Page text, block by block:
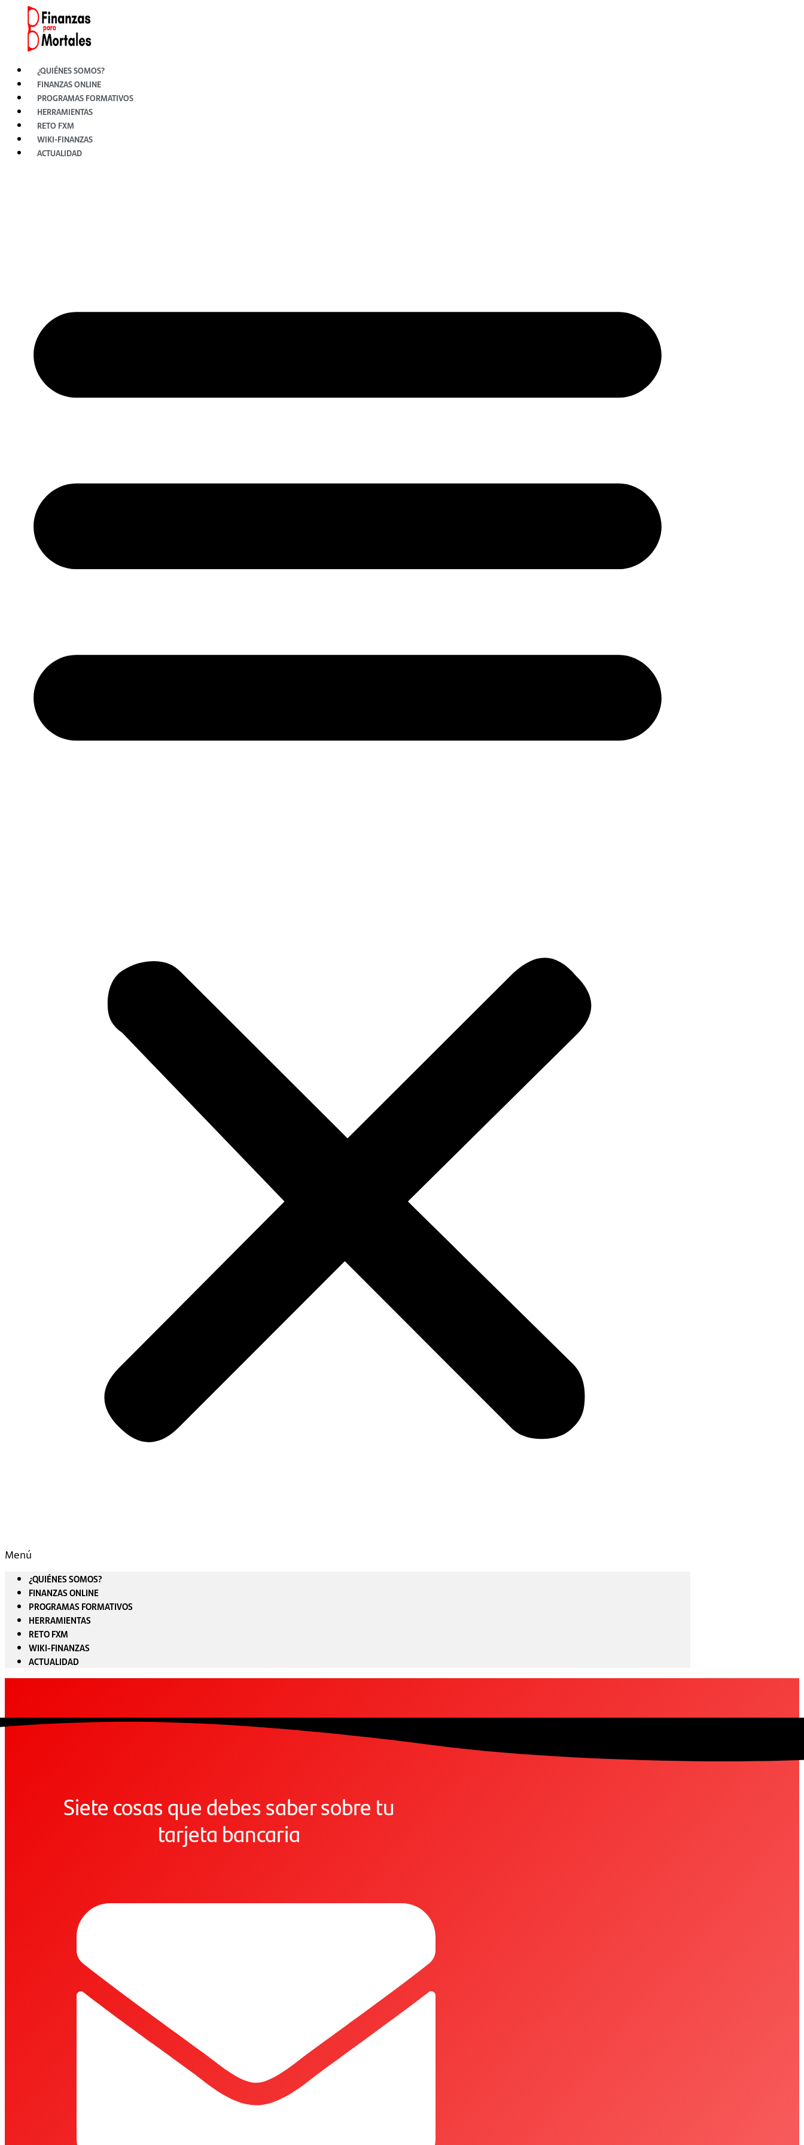
contenido
¿QUIÉNES SOMOS?
FINANZAS ONLINE
PROGRAMAS FORMATIVOS
HERRAMIENTAS
RETO FXM
WIKI-FINANZAS
ACTUALIDAD
Menú
¿QUIÉNES SOMOS?
FINANZAS ONLINE
PROGRAMAS FORMATIVOS
HERRAMIENTAS
RETO FXM
WIKI-FINANZAS
ACTUALIDAD
Siete cosas que debes saber sobre tu
tarjeta bancaria